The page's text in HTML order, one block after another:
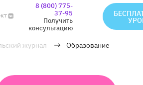
8 (800) 775-
37-95
Получить
консультацию
журнал Образование